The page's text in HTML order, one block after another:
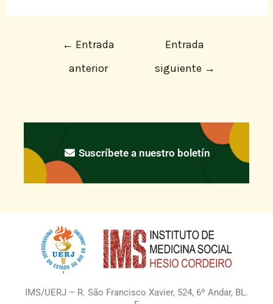
← Entrada
anterior
Entrada
siguiente →
Suscríbete a nuestro boletín
IMS/UERJ – R. São Francisco Xavier, 524, 6º Andar, BL.